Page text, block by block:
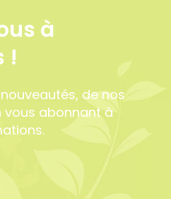
à
!
de nos
vous abonnant à